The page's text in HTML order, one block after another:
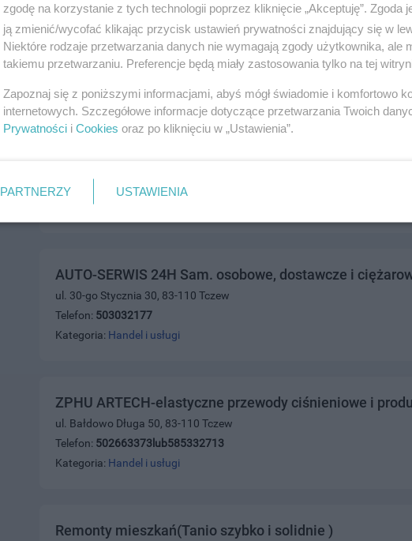
Telefon:
503176333
Kategoria:
AUTO-SERWIS 24H Sam. osobowe, dostawcze i
ul. 30-go Stycznia 30, 83-110 Tczew
Telefon: 503032177
Kategoria: Handel i usługi
ZPHU ARTECH-elastyczne przewody ciśnieniowe i
ul. Bałdowo Długa 50, 83-110 Tczew
Telefon: 502663373lub585332713
Kategoria: Handel i usługi
Remonty mieszkań(Tanio szybko i solidnie )
zgodę na korzystanie z tych technologii poprzez kliknięcie „Akceptuję”. Zgoda
ją zmienić/wycofać klikając przycisk ustawień prywatności znajdujący się w
Niektóre rodzaje przetwarzania danych nie wymagają zgody użytkownika, ale
takiemu przetwarzaniu. Preferencje będą miały zastosowania tylko na tej
Zapoznaj się z poniższymi informacjami, abyś mógł świadomie i komfortowo
internetowych. Szczegółowe informacje dotyczące przetwarzania Twoich
Prywatności i Cookies oraz po kliknięciu w „Ustawienia”.
PARTNERZY USTAWIENIA